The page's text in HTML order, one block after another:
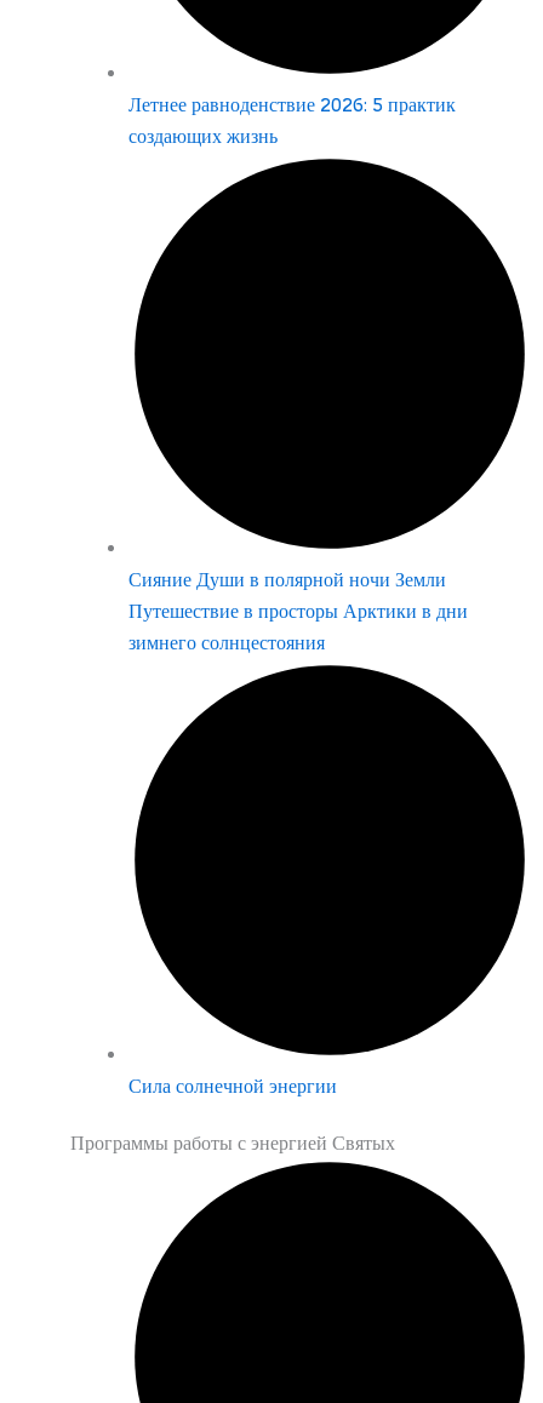
Летнее равноденствие 2026: 5 практик
создающих жизнь
Сияние Души в полярной ночи Земли
Путешествие в просторы Арктики в дни
зимнего солнцестояния
Сила солнечной энергии
Программы работы с энергией Святых